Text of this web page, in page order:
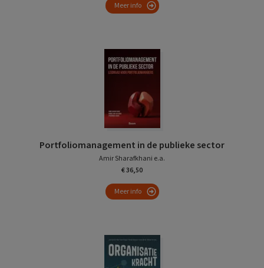
Meer info
Portfoliomanagement in de publieke sector
Amir Sharafkhani e.a.
€ 36,50
Meer info